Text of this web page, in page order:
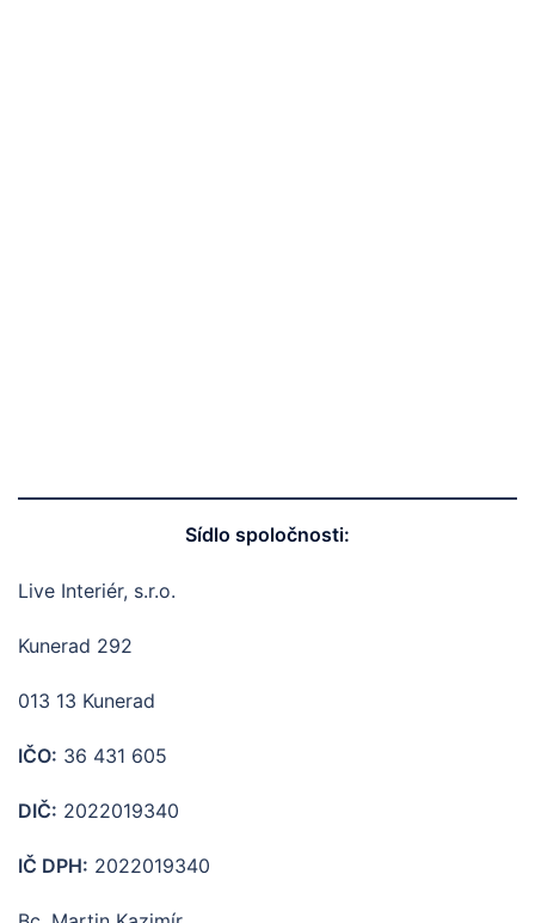
Sídlo spoločnosti:
Live Interiér, s.r.o.
Kunerad 292
013 13 Kunerad
IČO: 36 431 605
DIČ: 2022019340
IČ DPH: 2022019340